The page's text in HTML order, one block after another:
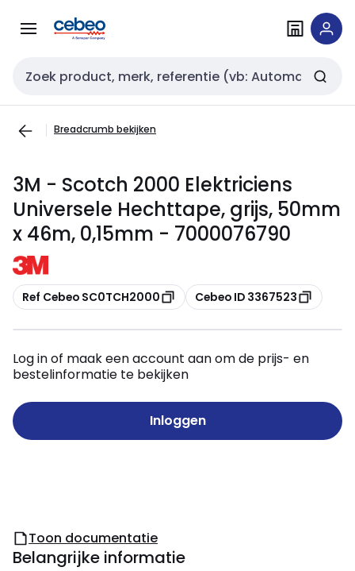
naar
naar
Zoekveld invoer
Breadcrumb bekijken
3M - Scotch 2000 Elektriciens
Universele Hechttape, grijs, 50mm
x 46m, 0,15mm - 7000076790
Kopiëren
Ref Cebeo SC0TCH2000 Kopiëren
Cebeo ID 3367523
Log in of maak een account aan om de prijs- en
bestelinformatie te bekijken
Inloggen
Toon documentatie
Belangrijke informatie